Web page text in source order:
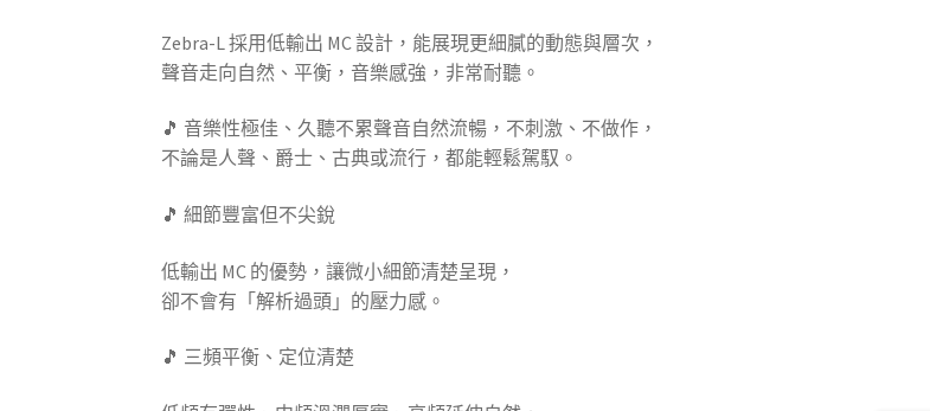
Zebra-L 採用低輸出 MC 設計，能展現更細膩的動態與層次，
聲音走向自然、平衡，音樂感強，非常耐聽。
🎵 音樂性極佳、久聽不累聲音自然流暢，不刺激、不做作，
不論是人聲、爵士、古典或流行，都能輕鬆駕馭。
🎵 細節豐富但不尖銳
低輸出 MC 的優勢，讓微小細節清楚呈現，
卻不會有「解析過頭」的壓力感。
🎵 三頻平衡、定位清楚